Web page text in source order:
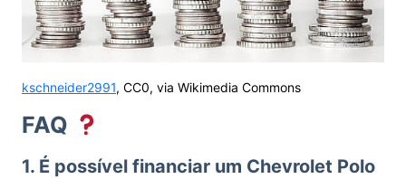
kschneider2991, CC0, via Wikimedia Commons
FAQ
1. É possível financiar um Chevrolet Polo